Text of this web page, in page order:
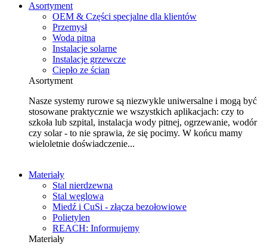
Asortyment
OEM & Części specjalne dla klientów
Przemysł
Woda pitna
Instalacje solarne
Instalacje grzewcze
Ciepło ze ścian
Asortyment
Nasze systemy rurowe są niezwykle uniwersalne i mogą być
stosowane praktycznie we wszystkich aplikacjach: czy to
szkoła lub szpital, instalacja wody pitnej, ogrzewanie, wodór
czy solar - to nie sprawia, że się pocimy. W końcu mamy
wieloletnie doświadczenie...
Materiały
Stal nierdzewna
Stal węglowa
Miedź i CuSi - złącza bezołowiowe
Polietylen
REACH: Informujemy
Materiały